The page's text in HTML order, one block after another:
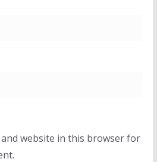
and website in this browser for